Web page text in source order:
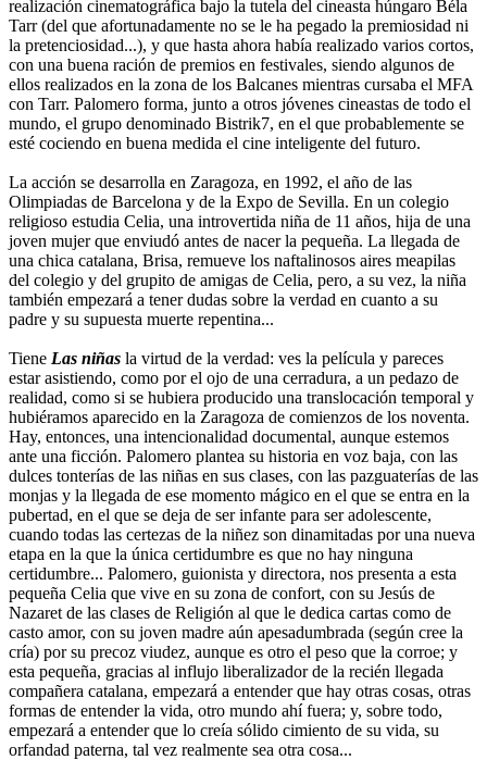
realización cinematográfica bajo la tutela del cineasta húngaro Béla
Tarr (del que afortunadamente no se le ha pegado la premiosidad ni
la pretenciosidad...), y que hasta ahora había realizado varios cortos,
con una buena ración de premios en festivales, siendo algunos de
ellos realizados en la zona de los Balcanes mientras cursaba el MFA
con Tarr. Palomero forma, junto a otros jóvenes cineastas de todo el
mundo, el grupo denominado Bistrik7, en el que probablemente se
esté cociendo en buena medida el cine inteligente del futuro.
La acción se desarrolla en Zaragoza, en 1992, el año de las
Olimpiadas de Barcelona y de la Expo de Sevilla. En un colegio
religioso estudia Celia, una introvertida niña de 11 años, hija de una
joven mujer que enviudó antes de nacer la pequeña. La llegada de
una chica catalana, Brisa, remueve los naftalinosos aires meapilas
del colegio y del grupito de amigas de Celia, pero, a su vez, la niña
también empezará a tener dudas sobre la verdad en cuanto a su
padre y su supuesta muerte repentina...
Tiene Las niñas la virtud de la verdad: ves la película y pareces
estar asistiendo, como por el ojo de una cerradura, a un pedazo de
realidad, como si se hubiera producido una translocación temporal y
hubiéramos aparecido en la Zaragoza de comienzos de los noventa.
Hay, entonces, una intencionalidad documental, aunque estemos
ante una ficción. Palomero plantea su historia en voz baja, con las
dulces tonterías de las niñas en sus clases, con las pazguaterías de las
monjas y la llegada de ese momento mágico en el que se entra en la
pubertad, en el que se deja de ser infante para ser adolescente,
cuando todas las certezas de la niñez son dinamitadas por una nueva
etapa en la que la única certidumbre es que no hay ninguna
certidumbre... Palomero, guionista y directora, nos presenta a esta
pequeña Celia que vive en su zona de confort, con su Jesús de
Nazaret de las clases de Religión al que le dedica cartas como de
casto amor, con su joven madre aún apesadumbrada (según cree la
cría) por su precoz viudez, aunque es otro el peso que la corroe; y
esta pequeña, gracias al influjo liberalizador de la recién llegada
compañera catalana, empezará a entender que hay otras cosas, otras
formas de entender la vida, otro mundo ahí fuera; y, sobre todo,
empezará a entender que lo creía sólido cimiento de su vida, su
orfandad paterna, tal vez realmente sea otra cosa...